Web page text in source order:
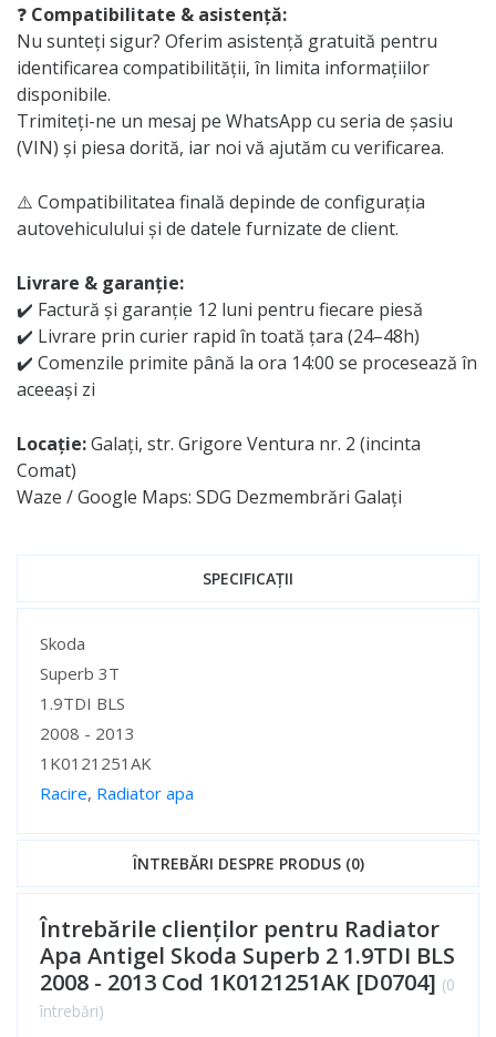
❓ Compatibilitate & asistență:
Nu sunteți sigur? Oferim asistență gratuită pentru
identificarea compatibilității, în limita informațiilor
disponibile.
Trimiteți-ne un mesaj pe WhatsApp cu seria de șasiu
(VIN) și piesa dorită, iar noi vă ajutăm cu verificarea.
⚠️ Compatibilitatea finală depinde de configurația
autovehiculului și de datele furnizate de client.
Livrare & garanție:
✔️ Factură și garanție 12 luni pentru fiecare piesă
✔️ Livrare prin curier rapid în toată țara (24–48h)
✔️ Comenzile primite până la ora 14:00 se procesează în
aceeași zi
Locație:Galați, str. Grigore Ventura nr. 2 (incinta
Comat)
Waze / Google Maps: SDG Dezmembrări Galați
SPECIFICAȚII
Specificații
Skoda
Superb 3T
1.9TDI BLS
2008 - 2013
1K0121251AK
Racire, Radiator apa
ÎNTREBĂRI DESPRE PRODUS (0)
Întrebările clienților pentru Radiator
Apa Antigel Skoda Superb 2 1.9TDI BLS
2008 - 2013 Cod 1K0121251AK [D0704] (0
întrebări)